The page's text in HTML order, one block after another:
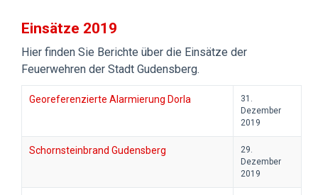
Einsätze 2019
Hier finden Sie Berichte über die Einsätze der
Feuerwehren der Stadt Gudensberg.
Georeferenzierte Alarmierung Dorla
31.
Dezember
2019
Schornsteinbrand Gudensberg
29.
Dezember
2019